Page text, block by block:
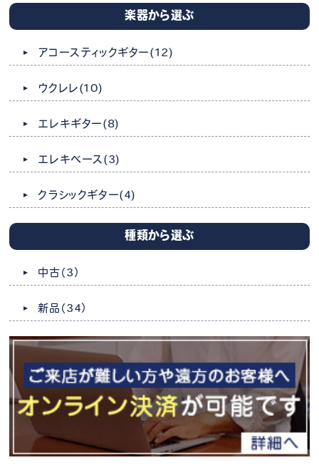
楽器から選ぶ
アコースティックギター (12)
ウクレレ (10)
エレキギター (8)
エレキベース (3)
クラシックギター(4)
種類から選ぶ
中古 （3）
新品 （34）